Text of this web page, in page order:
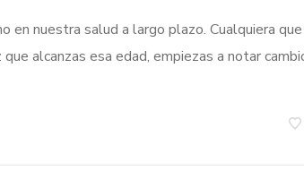
en nuestra salud a largo plazo. Cualquiera que
alcanzas esa edad, empiezas a notar